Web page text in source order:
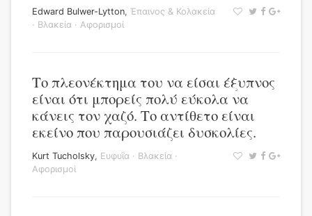
Edward Bulwer-Lytton, Έπαινος & Κολακεία
· Βλακεία · Αφορισμοί
Το πλεονέκτημα του να είσαι έξυπνος
είναι ότι μπορείς πολύ εύκολα να
κάνεις τον χαζό. Το αντίθετο είναι
εκείνο που παρουσιάζει δυσκολίες.
Kurt Tucholsky, Ευφυΐα · Βλακεία ·
Αφορισμοί